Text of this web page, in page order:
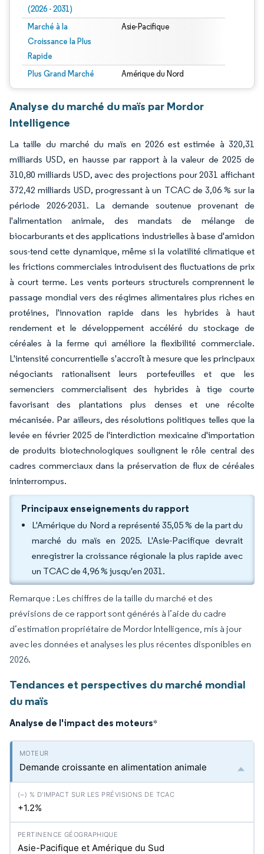
(2026 - 2031)
Marché à la
Croissance la Plus
Rapide
Asie-Pacifique
Plus Grand Marché Amérique du Nord
Analyse du marché du maïs par Mordor
Intelligence
La taille du marché du maïs en 2026 est estimée à 320,31
milliards USD, en hausse par rapport à la valeur de 2025 de
310,80 milliards USD, avec des projections pour 2031 affichant
372,42 milliards USD, progressant à un TCAC de 3,06 % sur la
période 2026-2031. La demande soutenue provenant de
l'alimentation animale, des mandats de mélange de
biocarburants et des applications industrielles à base d'amidon
sous-tend cette dynamique, même si la volatilité climatique et
les frictions commerciales introduisent des fluctuations de prix
à court terme. Les vents porteurs structurels comprennent le
passage mondial vers des régimes alimentaires plus riches en
protéines, l'innovation rapide dans les hybrides à haut
rendement et le développement accéléré du stockage de
céréales à la ferme qui améliore la flexibilité commerciale.
L'intensité concurrentielle s'accroît à mesure que les principaux
négociants rationalisent leurs portefeuilles et que les
semenciers commercialisent des hybrides à tige courte
favorisant des plantations plus denses et une récolte
mécanisée. Par ailleurs, des résolutions politiques telles que la
levée en février 2025 de l'interdiction mexicaine d'importation
de produits biotechnologiques soulignent le rôle central des
cadres commerciaux dans la préservation de flux de céréales
ininterrompus.
Principaux enseignements du rapport
L'Amérique du Nord a représenté 35,05 % de la part du
marché du maïs en 2025. L'Asie-Pacifique devrait
enregistrer la croissance régionale la plus rapide avec
un TCAC de 4,96 % jusqu'en 2031.
Remarque : Les chiffres de la taille du marché et des
prévisions de ce rapport sont générés à l’aide du cadre
d’estimation propriétaire de Mordor Intelligence, mis à jour
avec les données et analyses les plus récentes disponibles en
2026.
Tendances et perspectives du marché mondial
du maïs
Analyse de l'impact des moteurs*
Demande croissante en alimentation animale
+1.2%
Asie-Pacifique et Amérique du Sud